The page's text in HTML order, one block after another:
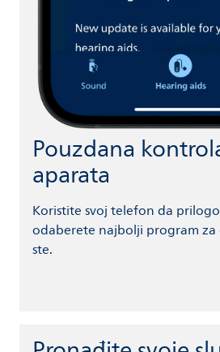
Pouzdana
aparata
Koristite svoj telefon da
odaberete najbolji program
ste.